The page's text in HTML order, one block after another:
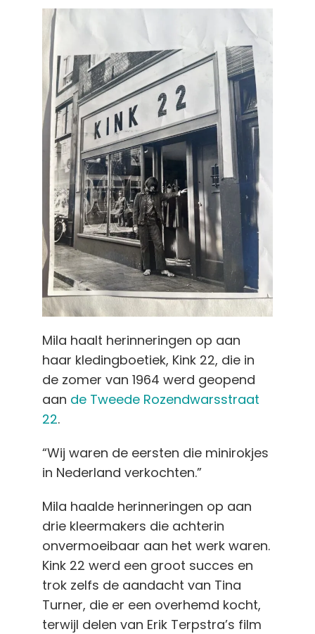
Mila haalt herinneringen op aan
haar kledingboetiek, Kink 22, die in
de zomer van 1964 werd geopend
aan de Tweede Rozendwarsstraat
22.
“Wij waren de eersten die minirokjes
in Nederland verkochten.”
Mila haalde herinneringen op aan
drie kleermakers die achterin
onvermoeibaar aan het werk waren.
Kink 22 werd een groot succes en
trok zelfs de aandacht van Tina
Turner, die er een overhemd kocht,
terwijl delen van Erik Terpstra’s film